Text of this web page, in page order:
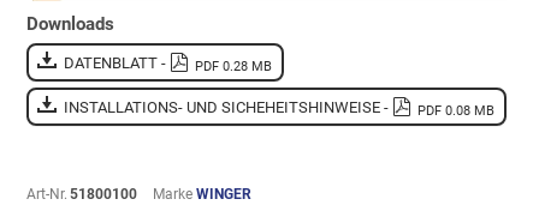
Downloads
DATENBLATT - PDF 0.28 MB
INSTALLATIONS- UND SICHEHEITSHINWEISE - PDF 0.08 MB
Art-Nr. 51800100 Marke WINGER